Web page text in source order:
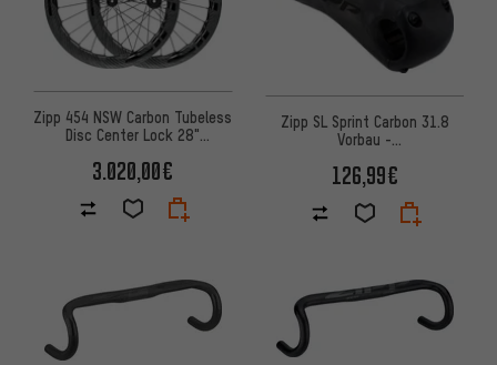
Zipp 454 NSW Carbon Tubeless
Disc Center Lock 28"
3.020,00€
Zipp SL Sprint Carbon 31.8
Vorbau -
126,99€